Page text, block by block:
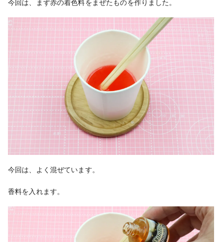
今回は、まず赤の着色料をまぜたものを作りました。
今回は、よく混ぜています。
香料を入れます。